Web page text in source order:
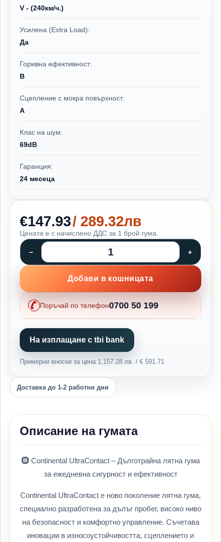
V - (240км/ч.)
Усилена (Extra Load):
Да
Горивна ефективност:
B
Сцепление с мокра повърхност:
A
Клас на шум:
69dB
Гаранция:
24 месеца
€147.93/ 289.32лв
Цената е с начислено ДДС за 1 брой гума.
Добави в кошницата
Поръчай по телефон0700 50 199
На изплащане с tbi bank
Примерни вноски за цена 1,157.28 лв. / € 591.71
Доставка до 1-2 работни дни
Описание на гумата
🛞 Continental UltraContact – Дълготрайна лятна гума
за ежедневна сигурност и ефективност
Continental UltraContact е ново поколение лятна гума,
специално разработена за дълъг пробег, високо ниво
на безопасност и комфортно управление. Съчетава
иновации в износоустойчивостта, сцеплението и